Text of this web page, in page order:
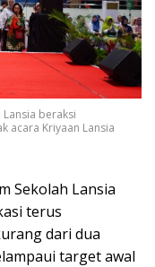
Lansia beraksi
acara Kriyaan Lansia
Sekolah Lansia
terus
dari dua
target awal